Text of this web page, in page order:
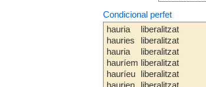
Condicional perfet
hauria
hauries
hauria
hauríem
hauríeu
haurien
liberalitzat
liberalitzat
liberalitzat
liberalitzat
liberalitzat
liberalitzat